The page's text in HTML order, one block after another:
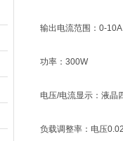
输出电流范围：0-
功率：300W
电压/电流显示：液晶
负载调整率：电压